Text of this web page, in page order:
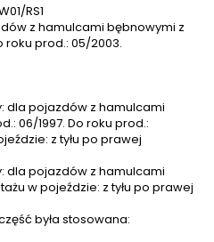
RS1
z hamulcami bębnowymi z
roku prod.: 05/2003.
dla pojazdów z hamulcami
06/1997. Do roku prod.:
z tyłu po prawej
dla pojazdów z hamulcami
w pojeździe: z tyłu po prawej
była stosowana: